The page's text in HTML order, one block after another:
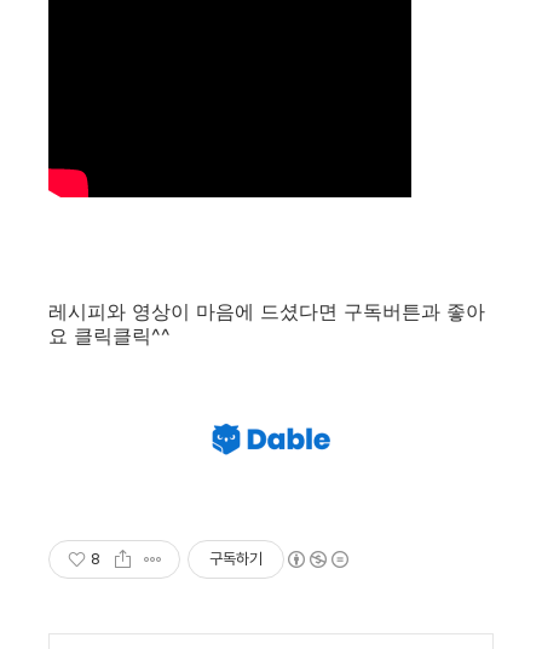
레시피와 영상이 마음에 드셨다면 구독버튼과 좋아
요 클릭클릭^^
8 구독하기